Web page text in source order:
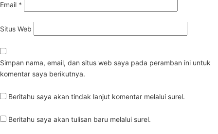
Email *
Situs Web
Simpan nama, email, dan situs web saya pada peramban ini untuk
komentar saya berikutnya.
Beritahu saya akan tindak lanjut komentar melalui surel.
Beritahu saya akan tulisan baru melalui surel.